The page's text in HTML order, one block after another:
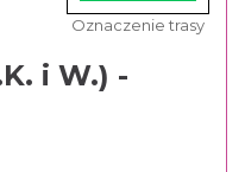
i W.) -
Oznaczenie trasy